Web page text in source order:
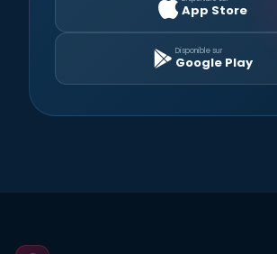
App Store
Disponible sur
Google Play